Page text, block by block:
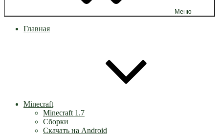
Меню
Главная
Minecraft
Minecraft 1.7
Сборки
Скачать на Android